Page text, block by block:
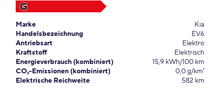
G
Marke
Kia
Handelsbezeichnung
EV6
Antriebsart
Elektro
Kraftstoff
Elektrisch
Energieverbrauch (kombiniert)
15,9 kWh/100 km
CO₂-Emissionen (kombiniert)
0,0 g/km¹
Elektrische Reichweite
582 km